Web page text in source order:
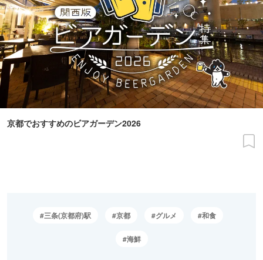
京都でおすすめのビアガーデン2026
三条(京都府)駅 京都 グルメ 和食
海鮮